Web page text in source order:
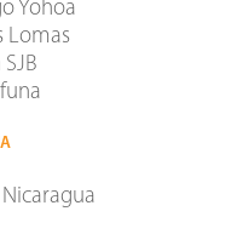
Yohoa
Lomas